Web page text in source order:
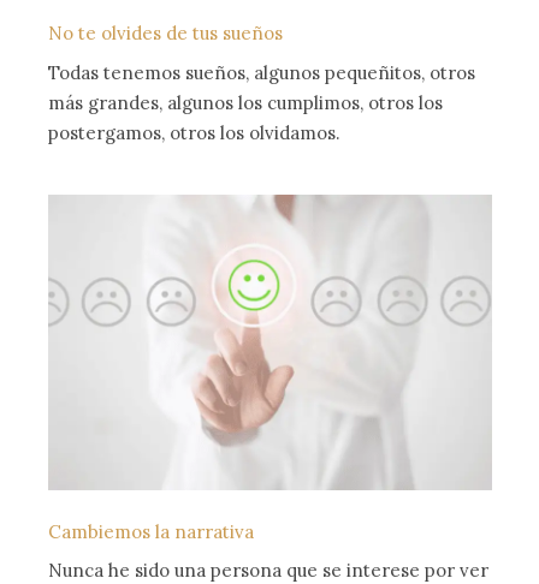
No te olvides de tus sueños
Todas tenemos sueños, algunos pequeñitos, otros
más grandes, algunos los cumplimos, otros los
postergamos, otros los olvidamos.
Cambiemos la narrativa
Nunca he sido una persona que se interese por ver